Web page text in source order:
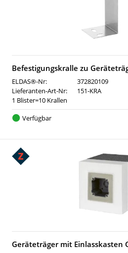
Befestigungskralle zu
ELDAS®-Nr:
372820109
Lieferanten-Art-Nr:
151-KRA
1 Blister=10 Krallen
Verfügbar
Geräteträger mit Einlasskasten